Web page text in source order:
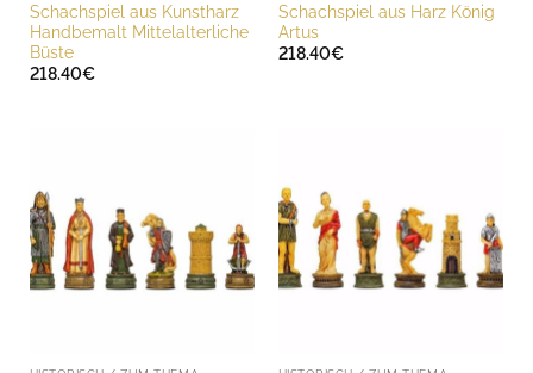
Schachspiel aus Kunstharz
Handbemalt Mittelalterliche
Büste
218.40€
Schachspiel aus Harz König
Artus
218.40€